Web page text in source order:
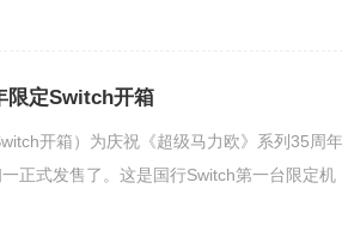
限定Switch开箱
开箱）为庆祝《超级马力欧》系列35周年
正式发售了。这是国行Switch第一台限定机